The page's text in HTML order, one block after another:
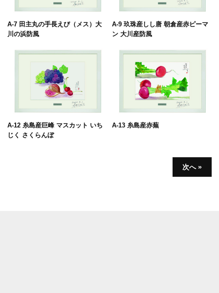
A-7 田主丸の手長えび（メス）大
川の浜防風
A-9 玖珠産しし唐 朝倉産赤ピーマ
ン 大川産防風
A-12 糸島産巨峰 マスカット いち
じく さくらんぼ
A-13 糸島産赤蕪
次へ »